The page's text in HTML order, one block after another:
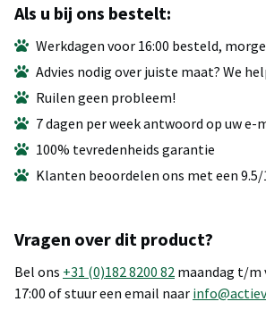
Als u bij ons bestelt:
Werkdagen voor 16:00 besteld,
Advies nodig over juiste maat? We
Ruilen geen probleem!
7 dagen per week antwoord op uw e-
100% tevredenheids garantie
Klanten beoordelen ons met een 9.5/
Vragen over dit product?
Bel ons +31 (0)182 8200 82 maandag t/m
17:00 of stuur een email naar